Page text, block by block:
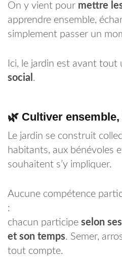
On y vient pour mettre
apprendre ensemble,
simplement passer un
Ici, le jardin est avant tout
social .
🌿 Cultiver
Le jardin se construit
habitants, aux bénévoles
souhaitent s’y impliquer.
Aucune compétence
:
chacun participe selon
et son temps. Semer,
tout compte.